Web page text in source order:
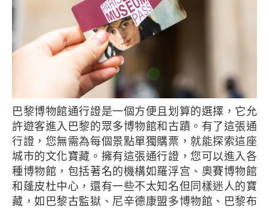
巴黎博物館通行證是一個方便且划算的選擇，它允
許遊客進入巴黎的眾多博物館和古蹟。有了這張通
行證，您無需為每個景點單獨購票，就能探索這座
城市的文化寶藏。擁有這張通行證，您可以進入各
種博物館，包括著名的機構如羅浮宫、奧賽博物館
和蓬皮杜中心，還有一些不太知名但同樣迷人的寶
藏，如巴黎古監獄、尼辛德康盟多博物館、巴黎布